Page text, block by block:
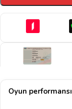
Oyun performansı